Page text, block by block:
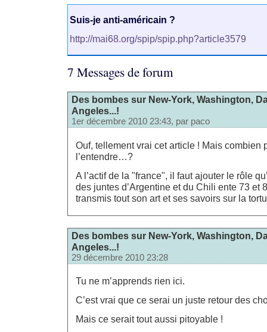
Suis-je anti-américain ?
http://mai68.org/spip/spip.php?article3579
7 Messages de forum
Des bombes sur New-York, Washington,
Angeles...!
1er décembre 2010 23:43, par paco
Ouf, tellement vrai cet article ! Mais combien
l’entendre…?
A l’actif de la "france", il faut ajouter le rôle
des juntes d’Argentine et du Chili ente 73 et
transmis tout son art et ses savoirs sur la
Des bombes sur New-York, Washington,
Angeles...!
29 décembre 2010 23:28
Tu ne m’apprends rien ici.
C’est vrai que ce serai un juste retour des
Mais ce serait tout aussi pitoyable !